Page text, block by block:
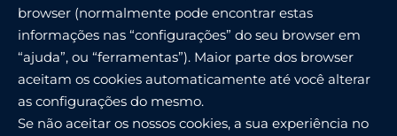
browser (normalmente pode encontrar estas
informações nas “configurações” do seu browser em
“ajuda”, ou “ferramentas”). Maior parte dos browser
aceitam os cookies automaticamente até você alterar
as configurações do mesmo.
Se não aceitar os nossos cookies, a sua experiência no